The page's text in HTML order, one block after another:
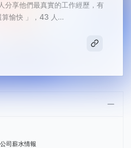
分享他們最真實的工作經歷，有
愉快 」，43 人...
司薪水情報